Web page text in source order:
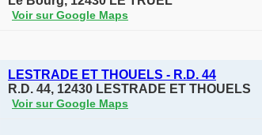
Voir sur Google Maps
LESTRADE ET THOUELS - R.D. 44
R.D. 44, 12430 LESTRADE ET THOUELS
Voir sur Google Maps